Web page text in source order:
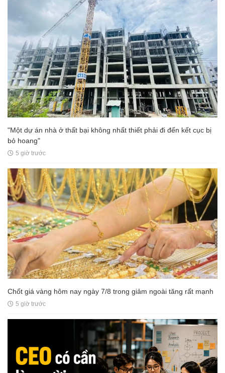
"Một dự án nhà ở thất bại không nhất thiết phải đi đến kết cục bị
bỏ hoang"
5 giờ trước
Chốt giá vàng hôm nay ngày 7/8 trong giảm ngoài tăng rất mạnh
5 giờ trước